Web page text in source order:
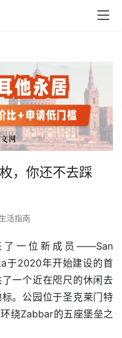
，你还不去踩
生活指南
了一位新成员——San
于2020年开始建设的首
一个近在咫尺的休闲去
。公园位于圣克莱门特
绕Zabbar的五座堡垒之